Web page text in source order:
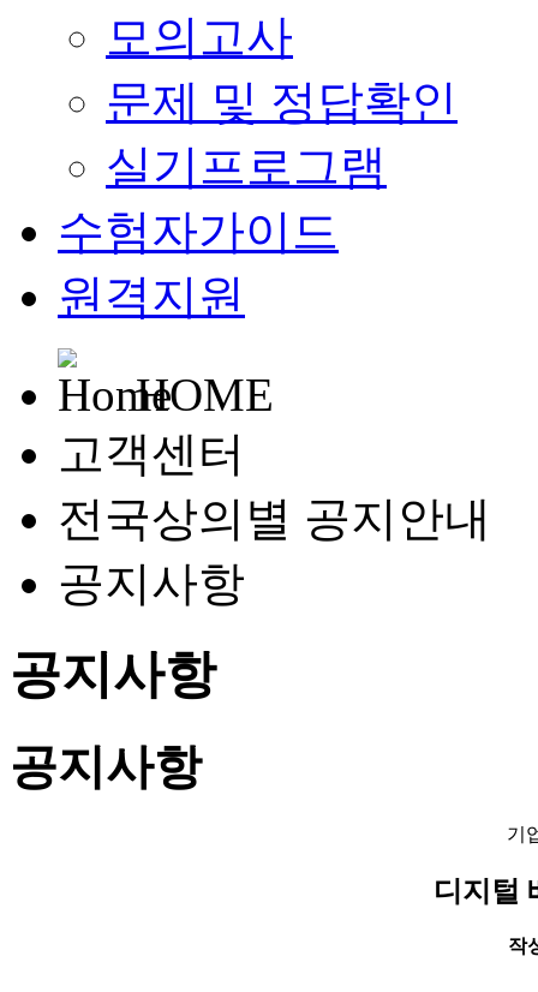
모의고사
문제 및 정답확인
실기프로그램
수험자가이드
원격지원
HOME
고객센터
전국상의별 공지안내
공지사항
공지사항
공지사항
기
디지털
작